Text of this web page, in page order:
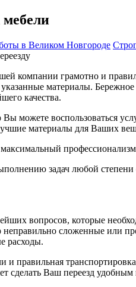
в Великом Новгороде
компании грамотно и
материалы.
качества.
можете воспользоваться
материалы для Ваших
задач любой степени
вопросов, которые
неправильно сложенные или
расходы.
и правильная
сделать Ваш переезд